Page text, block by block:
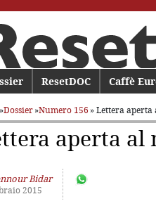
principale
al contenuto principale
al contenuto secondario
ResetDOC Caffè
»Dossier»Numero 156 » Lettera
aperta al
Bidar
2015